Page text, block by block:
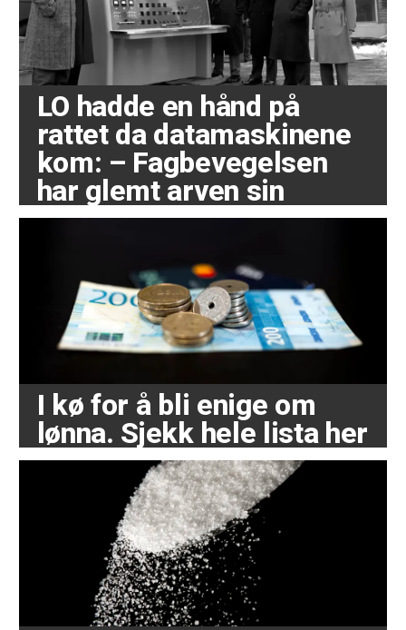
LO hadde en hånd på
rattet da datamaskinene
kom: – Fagbevegelsen
har glemt arven sin
I kø for å bli enige om
lønna. Sjekk hele lista her